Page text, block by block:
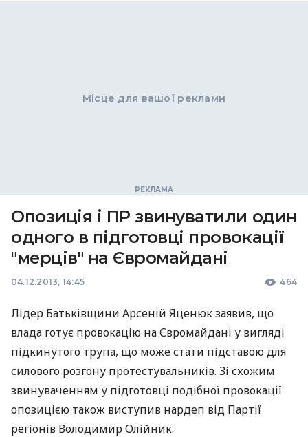
Місце для вашої реклами
Опозиція і ПР звинуватили один
одного в підготовці провокації
"мерців" на Євромайдані
04.12.2013, 14:45 464
Лідер Батьківщини Арсеній Яценюк заявив, що
влада готує провокацію на Євромайдані у вигляді
підкинутого трупа, що може стати підставою для
силового розгону протестувальників. Зі схожим
звинуваченням у підготовці подібної провокації
опозицією також виступив нардеп від Партії
регіонів Володимир Олійник.